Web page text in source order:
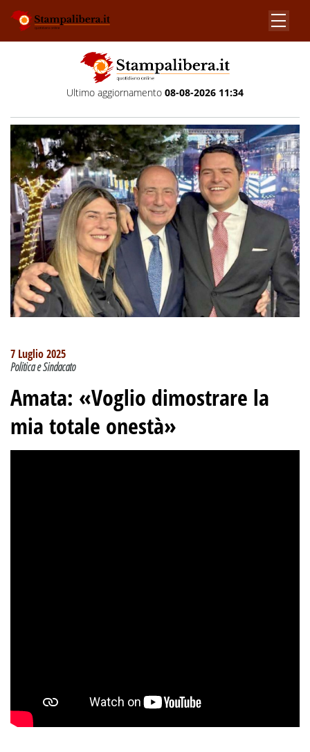
Ultimo aggiornamento 08-08-2026 11:34
7 Luglio 2025
Politica e Sindacato
Amata: «Voglio dimostrare la
mia totale onestà»